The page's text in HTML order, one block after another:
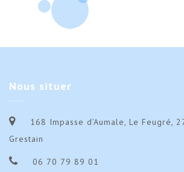
Nous situer
168 Impasse d’Aumale, Le Feugré,
Grestain
06 70 79 89 01